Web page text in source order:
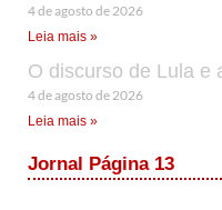
4 de agosto de 2026
Leia mais »
O discurso de Lula e
4 de agosto de 2026
Leia mais »
Jornal Página 13